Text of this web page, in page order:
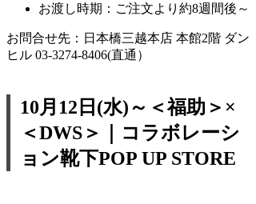
お渡し時期：ご注文より約8週間後～
お問合せ先：日本橋三越本店 本館2階 ダン
ヒル 03-3274-8406(直通）
10月12日(水)～＜福助＞×
＜DWS＞｜コラボレーシ
ョン靴下POP UP STORE